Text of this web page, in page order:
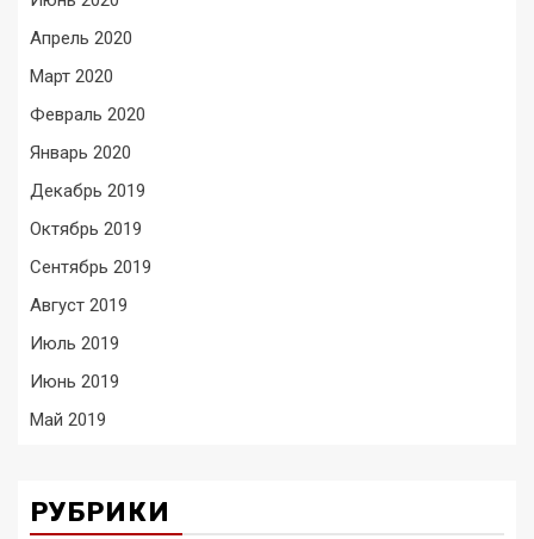
Апрель 2020
Март 2020
Февраль 2020
Январь 2020
Декабрь 2019
Октябрь 2019
Сентябрь 2019
Август 2019
Июль 2019
Июнь 2019
Май 2019
РУБРИКИ